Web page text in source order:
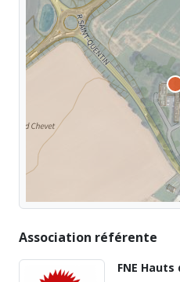
Association référente
FNE Hauts